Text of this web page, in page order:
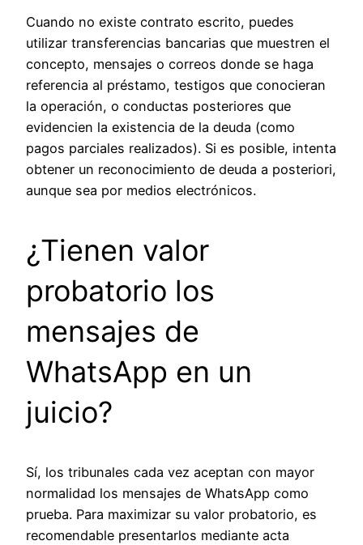
Cuando no existe contrato escrito, puedes
utilizar transferencias bancarias que muestren el
concepto, mensajes o correos donde se haga
referencia al préstamo, testigos que conocieran
la operación, o conductas posteriores que
evidencien la existencia de la deuda (como
pagos parciales realizados). Si es posible, intenta
obtener un reconocimiento de deuda a posteriori,
aunque sea por medios electrónicos.
¿Tienen valor
probatorio los
mensajes de
WhatsApp en un
juicio?
Sí, los tribunales cada vez aceptan con mayor
normalidad los mensajes de WhatsApp como
prueba. Para maximizar su valor probatorio, es
recomendable presentarlos mediante acta